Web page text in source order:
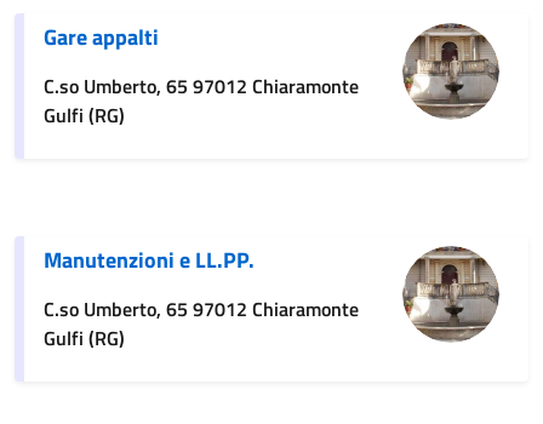
Gare appalti
C.so Umberto, 65 97012 Chiaramonte
Gulfi (RG)
Manutenzioni e LL.PP.
C.so Umberto, 65 97012 Chiaramonte
Gulfi (RG)